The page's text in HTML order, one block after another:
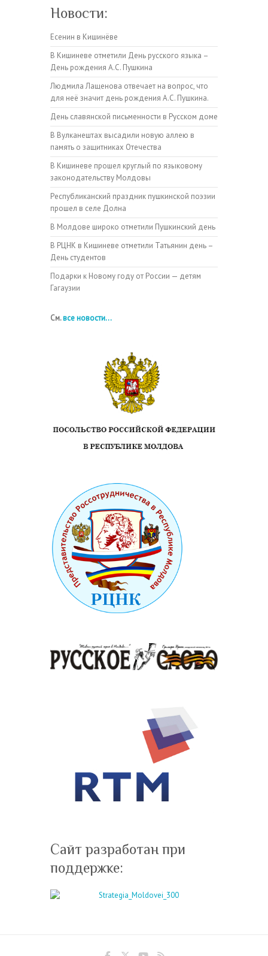
Новости:
Есенин в Кишинёве
В Кишиневе отметили День русского языка –
День рождения А.С. Пушкина
Людмила Лащенова отвечает на вопрос, что
для неё значит день рождения А.С. Пушкина.
День славянской письменности в Русском доме
В Вулканештах высадили новую аллею в
память о защитниках Отечества
В Кишиневе прошел круглый по языковому
законодательству Молдовы
Республиканский праздник пушкинской поэзии
прошел в селе Долна
В Молдове широко отметили Пушкинский день
В РЦНК в Кишиневе отметили Татьянин день –
День студентов
Подарки к Новому году от России — детям
Гагаузии
См.все новости...
Сайт разработан при
поддержке: